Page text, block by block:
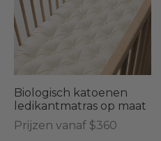
Biologisch katoenen
ledikantmatras op maat
Prijzen vanaf $360